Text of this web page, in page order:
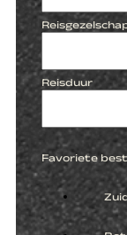
Reisduur
Favoriete